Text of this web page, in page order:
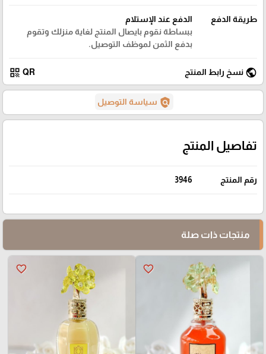
طريقة الدفع
الدفع عند الإستلام
ببساطة نقوم بايصال المنتج لغاية منزلك وتقوم
بدفع الثمن لموظف التوصيل.
public نسخ رابط المنتج QR
qr_code
policy سياسة التوصيل
تفاصيل المنتج
رقم المنتج 3946
منتجات ذات صلة
favorite_border
favorite_border